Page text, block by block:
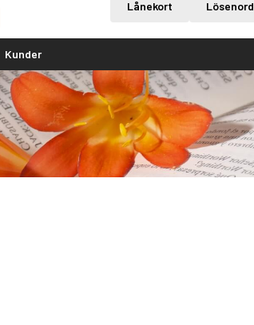
Lånekort Lösenord
Kunder